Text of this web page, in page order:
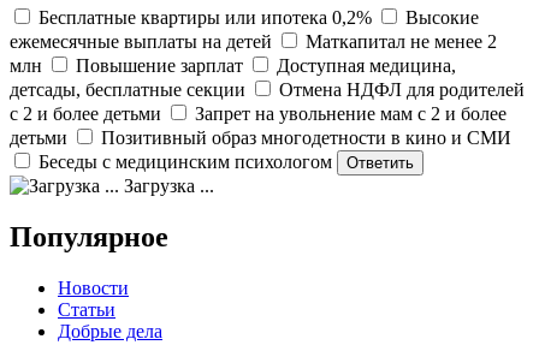
Бесплатные квартиры или ипотека 0,2%
Высокие
ежемесячные выплаты на детей
Маткапитал не менее 2
млн
Повышение зарплат
Доступная медицина,
детсады, бесплатные секции
Отмена НДФЛ для родителей
с 2 и более детьми
Запрет на увольнение мам с 2 и более
детьми
Позитивный образ многодетности в кино и СМИ
Беседы с медицинским психологом
Загрузка ...
Популярное
Новости
Статьи
Добрые дела